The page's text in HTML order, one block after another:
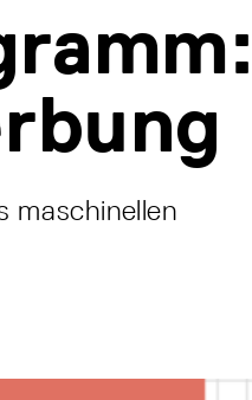
maschinellen